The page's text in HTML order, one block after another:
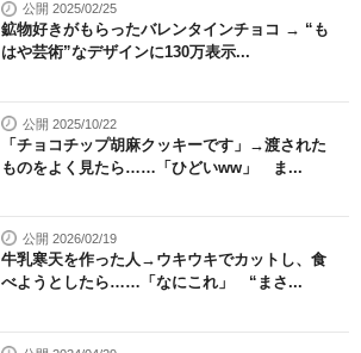
公開 2025/02/25
鉱物好きがもらったバレンタインチョコ → “も
はや芸術”なデザインに130万表示...
公開 2025/10/22
「チョコチップ胡麻クッキーです」→渡された
ものをよく見たら……「ひどいww」 ま...
公開 2026/02/19
牛乳寒天を作った人→ウキウキでカットし、食
べようとしたら……「なにこれ」 “まさ...